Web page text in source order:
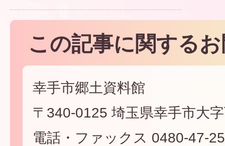
この記事に関する
幸手市郷土資料館
〒340-0125 埼玉県幸手市大
電話・ファックス 0480-47-